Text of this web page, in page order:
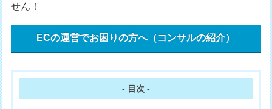
せん！
ECの運営でお困りの方へ（コンサルの紹介）
- 目次 -